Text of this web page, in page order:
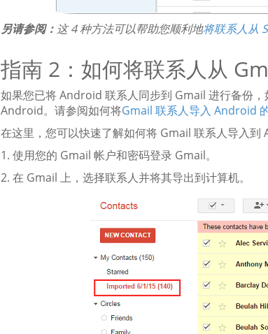
另请参阅： 这 4 种方法可以帮助您顺利地将联系人从
指南 2：如何将联系人从
如果您已将 Android 联系人同步到 Gmail 进行备份
Android。请参阅如何将Gmail 联系人导入 Android
在这里，您可以快速了解如何将 Gmail 联系人导入到
1. 使用您的 Gmail 帐户和密码登录 Gmail。
2. 在 Gmail 上，选择联系人并将其导出到计算机。